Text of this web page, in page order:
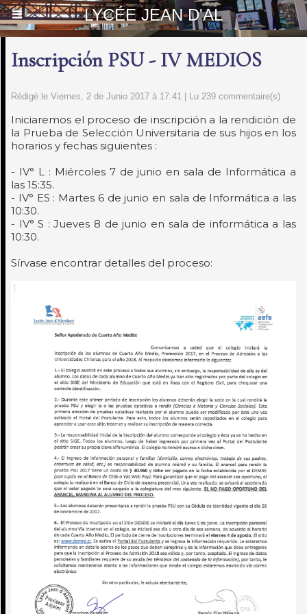
LYCÉE JEAN D'AL
Inscripción PSU - IV MEDIOS
Rédigé le Viernes, 2 de Junio 2017 à 17:41 | Lu 239 commentaire(s)
Iniciaremos el proceso de inscripción a la rendición de
la Prueba de Selección Universitaria de sus hijos en los
horarios y fechas siguientes :
- IV° L : Miércoles 7 de junio en sala de Informática a
las 15:35.
- IV° ES : Martes 6 de junio en sala de Informática a las
10:30.
- IV° S : Jueves 8 de junio en sala de informática a las
10:30.
Sírvase encontrar detalles del proceso: